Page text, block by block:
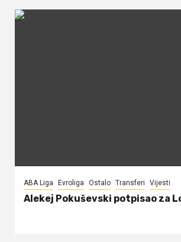
ABA Liga Evroliga Ostalo Transferi Vijesti
Alekej Pokuševski potpisao za